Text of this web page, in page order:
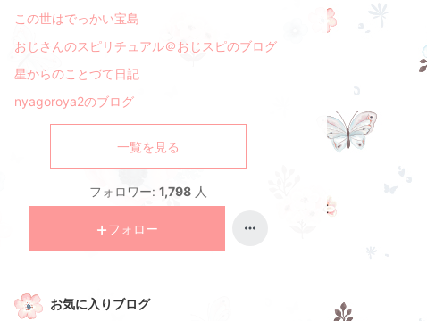
この世はでっかい宝島
おじさんのスピリチュアル＠おじスピのブログ
星からのことづて日記
nyagoroya2のブログ
一覧を見る
フォロワー: 1,798 人
フォロー
お気に入りブログ